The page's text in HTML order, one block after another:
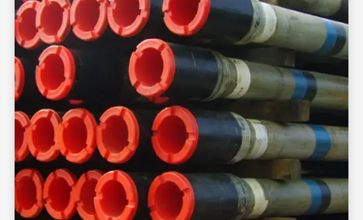
Servicio Especial: Servicio Dulce, Servicio Agrio, Anti-H2S,
NACE MR0175/ISO15156
Embalaje: En caja de cartón, caja de madera, palet de
madera o requisito del cliente